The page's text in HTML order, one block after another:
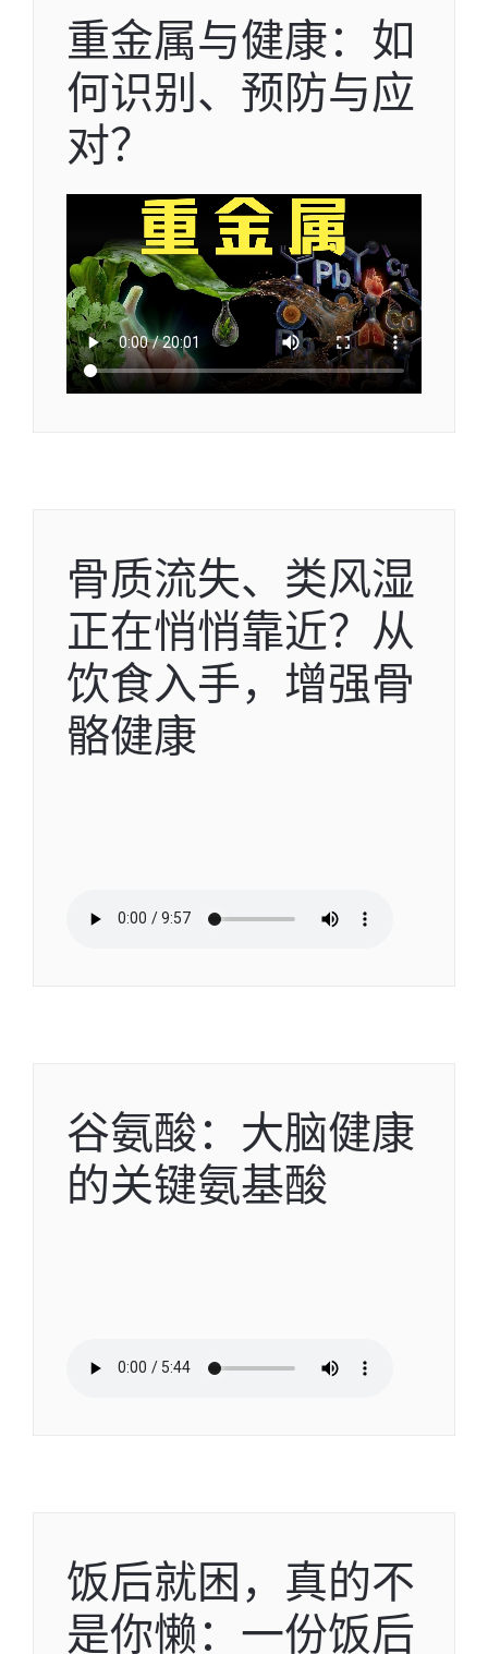
重金属与健康：如
何识别、预防与应
对？
骨质流失、类风湿
正在悄悄靠近？从
饮食入手，增强骨
骼健康
谷氨酸：大脑健康
的关键氨基酸
饭后就困，真的不
是你懒：一份饭后